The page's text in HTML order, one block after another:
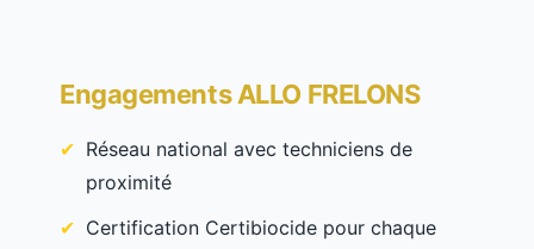
Engagements ALLO FRELONS
Réseau national avec techniciens de
proximité
Certification Certibiocide pour chaque